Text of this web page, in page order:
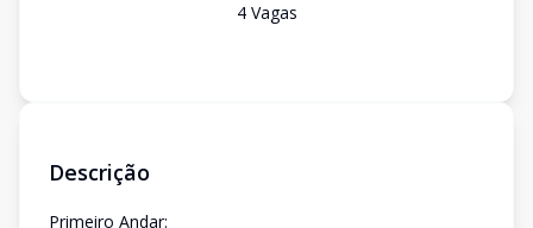
4Vagas
Descrição
Primeiro Andar: